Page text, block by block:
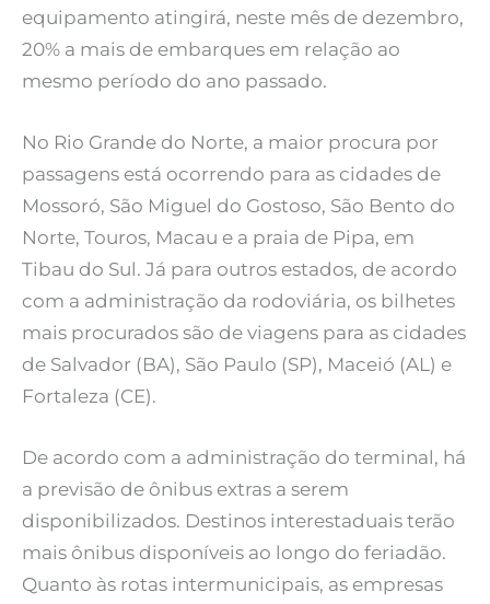
equipamento atingirá, neste mês de dezembro,
20% a mais de embarques em relação ao
mesmo período do ano passado.
No Rio Grande do Norte, a maior procura por
passagens está ocorrendo para as cidades de
Mossoró, São Miguel do Gostoso, São Bento do
Norte, Touros, Macau e a praia de Pipa, em
Tibau do Sul. Já para outros estados, de acordo
com a administração da rodoviária, os bilhetes
mais procurados são de viagens para as cidades
de Salvador (BA), São Paulo (SP), Maceió (AL) e
Fortaleza (CE).
De acordo com a administração do terminal, há
a previsão de ônibus extras a serem
disponibilizados. Destinos interestaduais terão
mais ônibus disponíveis ao longo do feriadão.
Quanto às rotas intermunicipais, as empresas